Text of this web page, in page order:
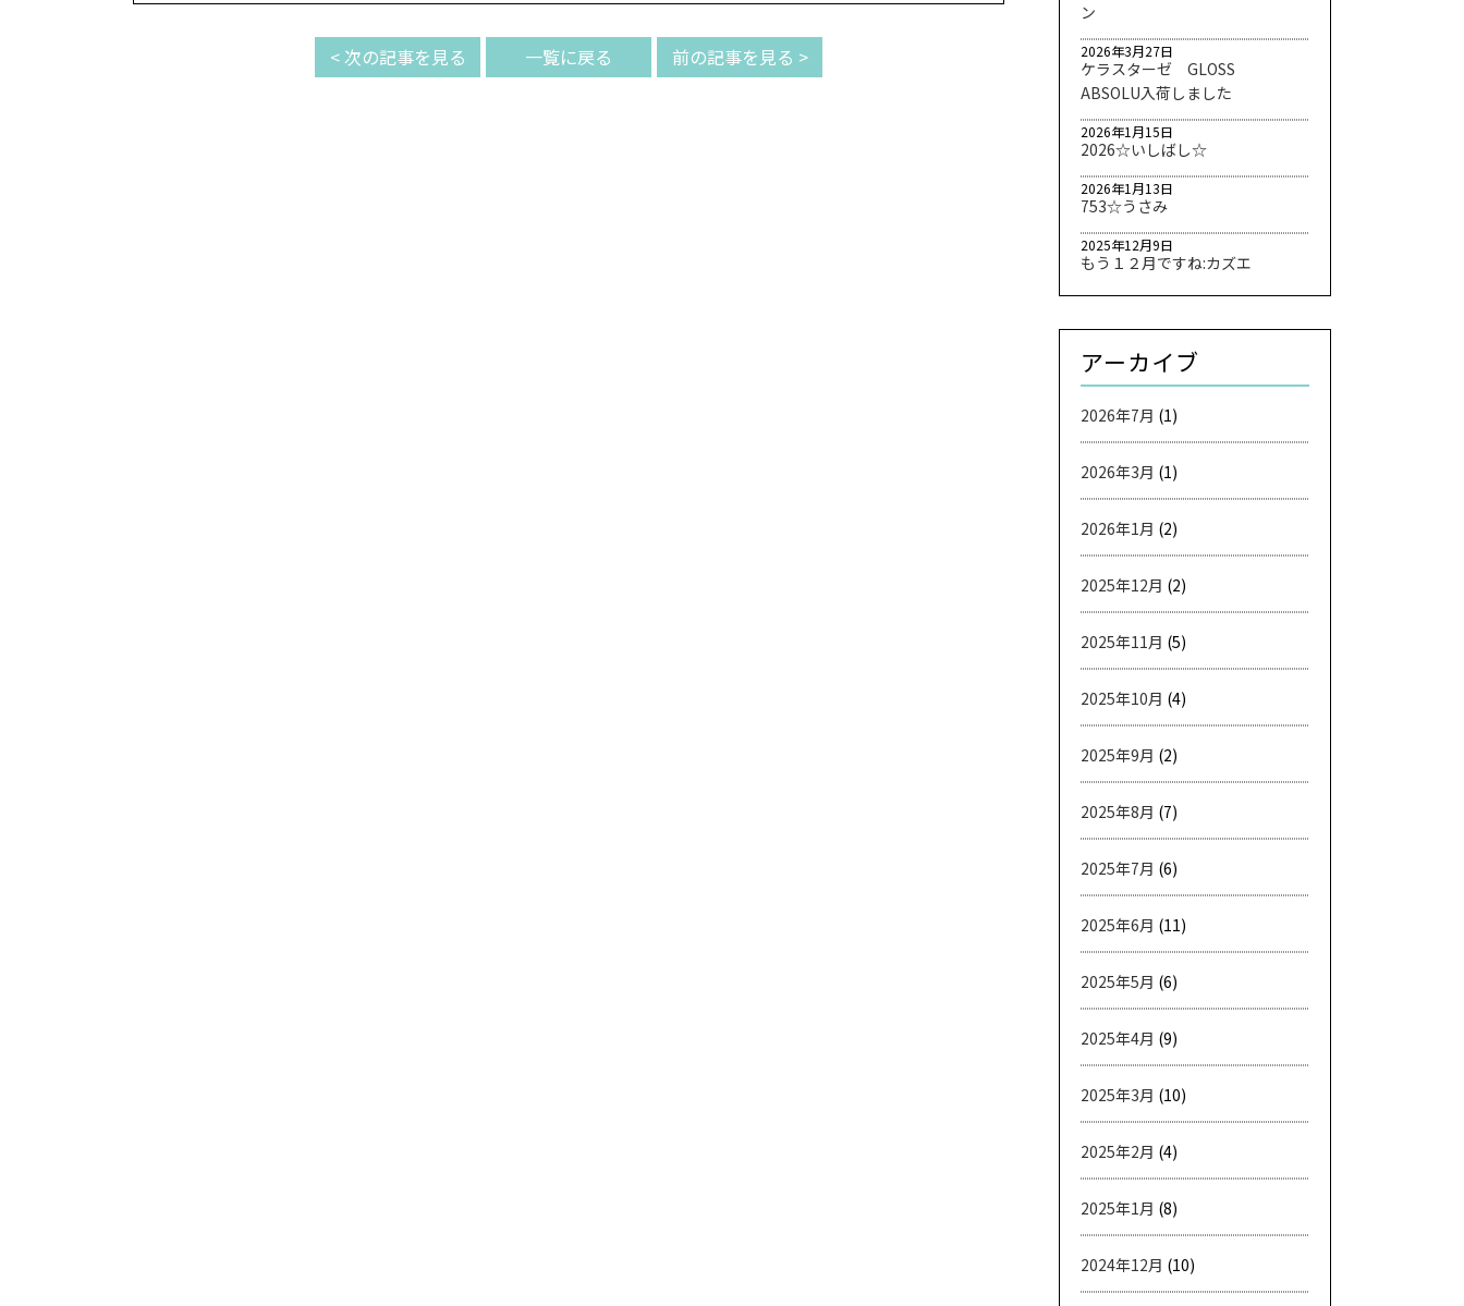
< 次の記事を見る 一覧に戻る 前の記事を見る >
ン
ケラスターゼ GLOSS
ABSOLU入荷しました
2026年3月27日
2026☆いしばし☆
2026年1月15日
753☆うさみ
2026年1月13日
もう１２月ですね:カズエ
2025年12月9日
アーカイブ
2026年7月 (1)
2026年3月 (1)
2026年1月 (2)
2025年12月 (2)
2025年11月 (5)
2025年10月 (4)
2025年9月 (2)
2025年8月 (7)
2025年7月 (6)
2025年6月 (11)
2025年5月 (6)
2025年4月 (9)
2025年3月 (10)
2025年2月 (4)
2025年1月 (8)
2024年12月 (10)